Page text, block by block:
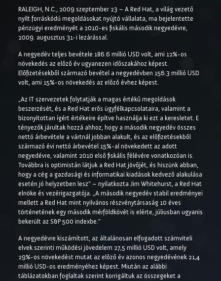
RALEIGH, N.C., 2009 szeptember 23 – A Red Hat, a világ vezető
nyílt forráskódú megoldásokat nyújtó vállalata, ma bejelentette
pénzügyi eredményét a 2010-es fiskális második negyedévre,
2009. augusztus 31-i lezárással.
A negyedév teljes bevétele 186.6 millió USD volt, ami 12%-os
növekedés az előző év ugyanezen időszakához képest.
Előfizetésekből származó bevétel a negyedévben 156.3 millió USD
volt, ami 15%-os növekedés az előző évhez képest.
„Az IT szervezetek folytatják a magas értékű megoldások
beszerzését, és a Red Hat erős ügyfélkapcsolataira, valamint a
bizonyítottan ígért értékeire építve használja ki ezt a keresletet. E
tényezők járultak hozzá ahhoz, hogy a második negyedév összes
nettó árbevétele a vártnál jobban alakult, és az előfizetésekből
származó évi nettó árbevétel 15%-al növekedett az adott
negyedévre, valamint 2010 első fiskális félévére vonatkozóan is.
Továbbra is optimistán látjuk a Red Hat jövőjét, és hiszünk abban,
hogy a cég a gazdasági és informatikai kiadások kedvező alakulása
esetén jó helyzetben lesz” – nyilatkozta Jim Whitehurst, a Red Hat
elnöke és vezérigazgatója. „A második negyedév stabil eredményei
mellett a Red Hat mint nyilvános részvénytársaság 10 éves
történetének egy második mérföldkövét is elérte, júliusban ugyanis
bekerült az S&P 500 indexbe.”
A negyedévre kiszámított, az általánosan elfogadott számviteli
elvek szerinti működési jövedelem 27,5 millió USD volt, amely
29%-os növekedést mutat az előző év azonos negyedévének 21,4
millió USD-os eredményéhez képest. Miután az alábbi
táblázatokban foglaltak szerint korrigáltuk az összegeket a